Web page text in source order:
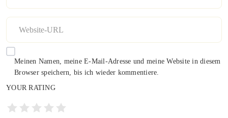
Meinen Namen, meine E-Mail-Adresse und meine Website in diesem
Browser speichern, bis ich wieder kommentiere.
YOUR RATING